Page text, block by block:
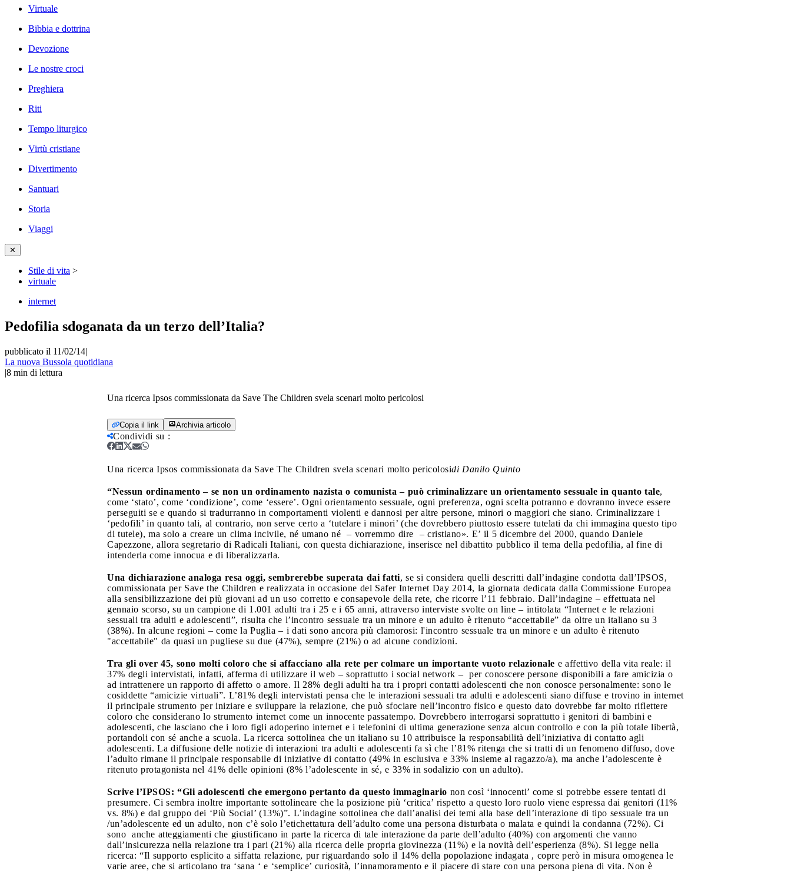
Virtuale
Bibbia e dottrina
Devozione
Le nostre croci
Preghiera
Riti
Tempo liturgico
Virtù cristiane
Divertimento
Santuari
Storia
Viaggi
✕
Stile di vita >
virtuale
internet
Pedofilia sdoganata da un terzo dell’Italia?
pubblicato il 11/02/14|
La nuova Bussola quotidiana
|8 min di lettura
Una ricerca Ipsos commissionata da Save The Children svela scenari molto pericolosi
Copia il link Archivia articolo
Condividi su :
Una ricerca Ipsos commissionata da Save The Children svela scenari molto pericolosidi Danilo Quinto
“Nessun ordinamento – se non un ordinamento nazista o comunista – può criminalizzare un orientamento sessuale in quanto tale,
come ‘stato’, come ‘condizione’, come ‘essere’. Ogni orientamento sessuale, ogni preferenza, ogni scelta potranno e dovranno invece essere
perseguiti se e quando si tradurranno in comportamenti violenti e dannosi per altre persone, minori o maggiori che siano. Criminalizzare i
‘pedofili’ in quanto tali, al contrario, non serve certo a ‘tutelare i minori’ (che dovrebbero piuttosto essere tutelati da chi immagina questo tipo
di tutele), ma solo a creare un clima incivile, né umano né – vorremmo dire – cristiano». E’ il 5 dicembre del 2000, quando Daniele
Capezzone, allora segretario di Radicali Italiani, con questa dichiarazione, inserisce nel dibattito pubblico il tema della pedofilia, al fine di
intenderla come innocua e di liberalizzarla.
Una dichiarazione analoga resa oggi, sembrerebbe superata dai fatti, se si considera quelli descritti dall’indagine condotta dall’IPSOS,
commissionata per Save the Children e realizzata in occasione del Safer Internet Day 2014, la giornata dedicata dalla Commissione Europea
alla sensibilizzazione dei più giovani ad un uso corretto e consapevole della rete, che ricorre l’11 febbraio. Dall’indagine – effettuata nel
gennaio scorso, su un campione di 1.001 adulti tra i 25 e i 65 anni, attraverso interviste svolte on line – intitolata “Internet e le relazioni
sessuali tra adulti e adolescenti”, risulta che l’incontro sessuale tra un minore e un adulto è ritenuto “accettabile” da oltre un italiano su 3
(38%). In alcune regioni – come la Puglia – i dati sono ancora più clamorosi: l'incontro sessuale tra un minore e un adulto è ritenuto
"accettabile" da quasi un pugliese su due (47%), sempre (21%) o ad alcune condizioni.
Tra gli over 45, sono molti coloro che si affacciano alla rete per colmare un importante vuoto relazionale e affettivo della vita reale: il
37% degli intervistati, infatti, afferma di utilizzare il web – soprattutto i social network – per conoscere persone disponibili a fare amicizia o
ad intrattenere un rapporto di affetto o amore. Il 28% degli adulti ha tra i propri contatti adolescenti che non conosce personalmente: sono le
cosiddette “amicizie virtuali”. L’81% degli intervistati pensa che le interazioni sessuali tra adulti e adolescenti siano diffuse e trovino in internet
il principale strumento per iniziare e sviluppare la relazione, che può sfociare nell’incontro fisico e questo dato dovrebbe far molto riflettere
coloro che considerano lo strumento internet come un innocente passatempo. Dovrebbero interrogarsi soprattutto i genitori di bambini e
adolescenti, che lasciano che i loro figli adoperino internet e i telefonini di ultima generazione senza alcun controllo e con la più totale libertà,
portandoli con sé anche a scuola. La ricerca sottolinea che un italiano su 10 attribuisce la responsabilità dell’iniziativa di contatto agli
adolescenti. La diffusione delle notizie di interazioni tra adulti e adolescenti fa sì che l’81% ritenga che si tratti di un fenomeno diffuso, dove
l’adulto rimane il principale responsabile di iniziative di contatto (49% in esclusiva e 33% insieme al ragazzo/a), ma anche l’adolescente è
ritenuto protagonista nel 41% delle opinioni (8% l’adolescente in sé, e 33% in sodalizio con un adulto).
Scrive l’IPSOS: “Gli adolescenti che emergono pertanto da questo immaginario non così ‘innocenti’ come si potrebbe essere tentati di
presumere. Ci sembra inoltre importante sottolineare che la posizione più ‘critica’ rispetto a questo loro ruolo viene espressa dai genitori (11%
vs. 8%) e dal gruppo dei ‘Più Social’ (13%)”. L’indagine sottolinea che dall’analisi dei temi alla base dell’interazione di tipo sessuale tra un
/un’adolescente ed un adulto, non c’è solo l’etichettatura dell’adulto come una persona disturbata o malata e quindi la condanna (72%). Ci
sono anche atteggiamenti che giustificano in parte la ricerca di tale interazione da parte dell’adulto (40%) con argomenti che vanno
dall’insicurezza nella relazione tra i pari (21%) alla ricerca delle propria giovinezza (11%) e la novità dell’esperienza (8%). Si legge nella
ricerca: “Il supporto esplicito a siffatta relazione, pur riguardando solo il 14% della popolazione indagata , copre però in misura omogenea le
varie aree, che si articolano tra ‘sana ‘ e ‘semplice’ curiosità, l’innamoramento e il piacere di stare con una persona piena di vita. Non è